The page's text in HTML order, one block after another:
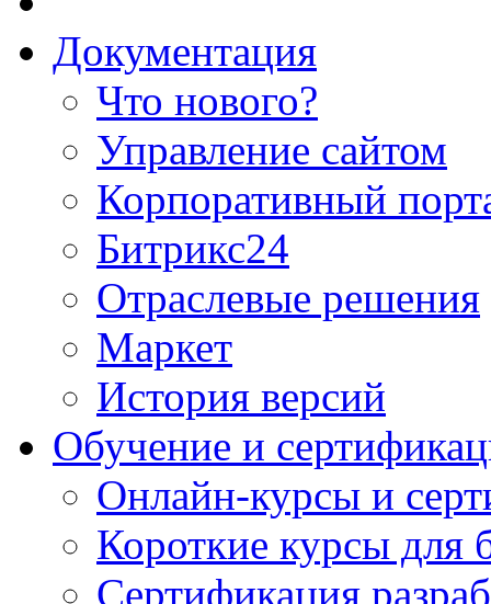
Документация
Что нового?
Управление сайтом
Корпоративный
Битрикс24
Отраслевые решения
Маркет
История версий
Обучение и
Онлайн-курсы и
Короткие курсы для
Сертификация